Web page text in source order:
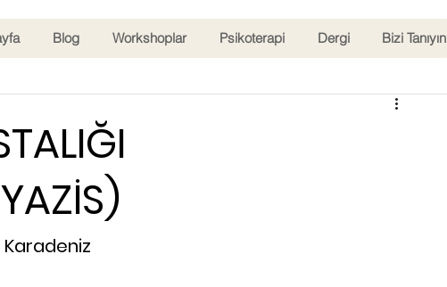
Blog Workshoplar Psikoterapi Dergi Bizi Tanıyın
Karadeniz